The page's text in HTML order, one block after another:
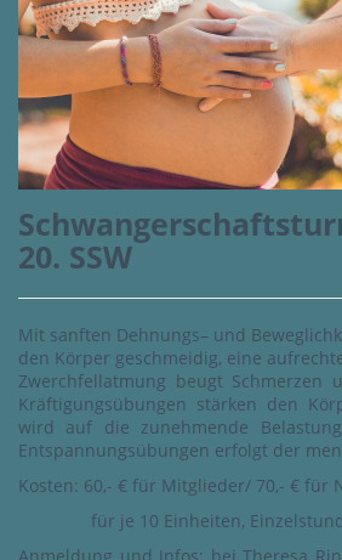
20. SSW
Mit sanften Dehnungs– und
den Körper geschmeidig, eine
Zwerchfellatmung beugt Schmerzen
Kräftigungsübungen stärken den
wird auf die zunehmende
Entspannungsübungen erfolgt der
Kosten: 60,- € für Mitglieder/ 70,- € für
für je 10 Einheiten,